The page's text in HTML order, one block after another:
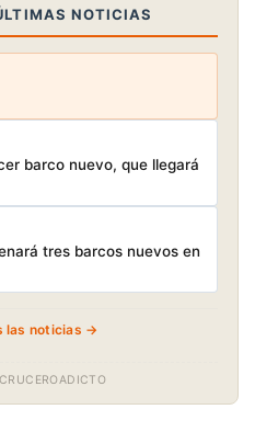
NOTICIAS
barco nuevo, que llegará
tres barcos nuevos en
las noticias →